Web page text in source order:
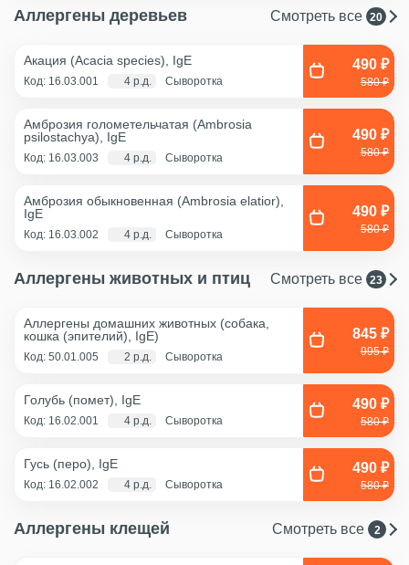
Аллергены деревьев Смотреть все 20
Акация (Acacia species), IgE
Код: 16.03.001 4 р.д. Сыворотка
490 ₽
580 ₽
Амброзия голометельчатая (Ambrosia
psilostachya), IgE
Код: 16.03.003 4 р.д. Сыворотка
490 ₽
580 ₽
Амброзия обыкновенная (Ambrosia elatior),
IgE
Код: 16.03.002 4 р.д. Сыворотка
490 ₽
580 ₽
Аллергены животных и птиц Смотреть все 23
Аллергены домашних животных (собака,
кошка (эпителий), IgE)
Код: 50.01.005 2 р.д. Сыворотка
845 ₽
995 ₽
Голубь (помет), IgE
Код: 16.02.001 4 р.д. Сыворотка
490 ₽
580 ₽
Гусь (перо), IgE
Код: 16.02.002 4 р.д. Сыворотка
490 ₽
580 ₽
Аллергены клещей Смотреть все 2